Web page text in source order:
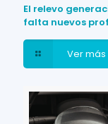
El relevo
falta nuevos
Ver más